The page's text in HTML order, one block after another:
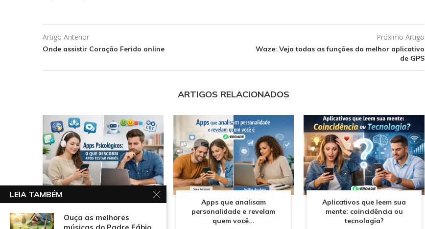
Artigo Anterior
Onde assistir Coração Ferido online
Próximo Artigo
Waze: Veja todas as funções do melhor aplicativo
de GPS
ARTIGOS RELACIONADOS
Apps psicológicos: o que
Apps que analisam
personalidade e revelam
quem você...
Aplicativos que leem sua
mente: coincidência ou
tecnologia?
LEIA TAMBÉM
Ouça as melhores